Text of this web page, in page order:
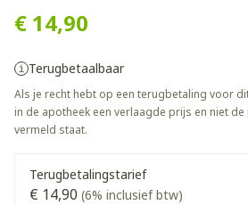
€ 14,90
Terugbetaalbaar
Als je recht hebt op een terugbetaling voor
in de apotheek een verlaagde prijs en niet
vermeld staat.
Terugbetalingstarief
€ 14,90 (6% inclusief btw)